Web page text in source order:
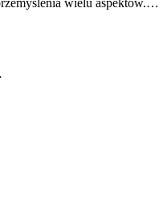
wielu aspektów.…